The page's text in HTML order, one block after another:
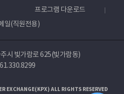
프로그램 다운로드
일(직원전용)
시 빛가람로 625(빛가람동)
EXCHANGE(KPX) ALL RIGHTS RESERVED